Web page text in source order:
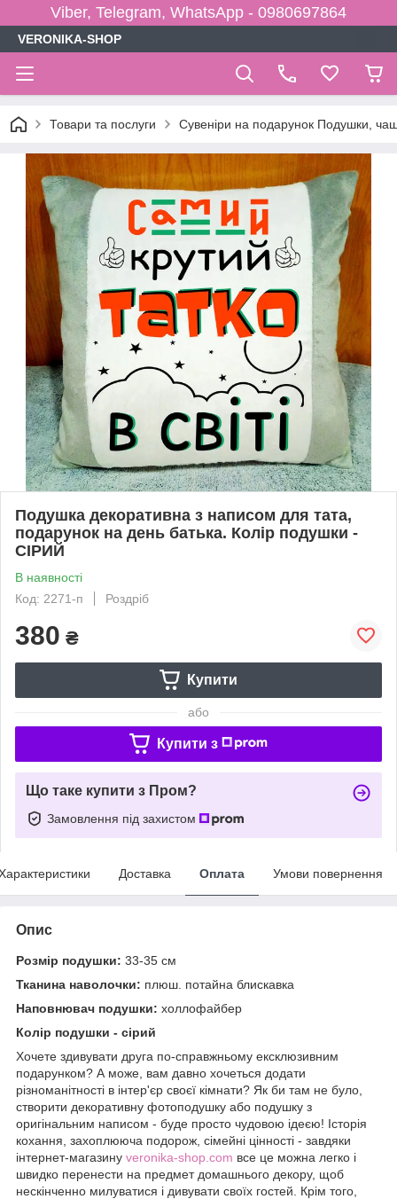
Viber, Telegram, WhatsApp - 0980697864
VERONIKA-SHOP
Товари та послуги Сувеніри на подарунок Подушки,
Подушка декоративна з написом для тата,
подарунок на день батька. Колір подушки -
СІРИЙ
В наявності
Код: 2271-п
Роздріб
380 ₴
Купити
або
Купити з
Що таке купити з Пром?
Замовлення під захистом
Доставка Оплата Умови повернення
Опис
Розмір подушки: 33-35 см
Тканина наволочки: плюш. потайна блискавка
Наповнювач подушки: холлофайбер
Колір подушки - сірий
Хочете здивувати друга по-справжньому ексклюзивним
подарунком? А може, вам давно хочеться додати
різноманітності в інтер'єр своєї кімнати? Як би там не було,
створити декоративну фотоподушку або подушку з
оригінальним написом - буде просто чудовою ідеєю! Історія
кохання, захоплююча подорож, сімейні цінності - завдяки
інтернет-магазину veronika-shop.com все це можна легко і
швидко перенести на предмет домашнього декору, щоб
нескінченно милуватися і дивувати своїх гостей. Крім того,